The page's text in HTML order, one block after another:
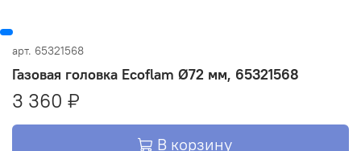
арт. 65321568
Газовая головка Ecoflam Ø72 мм, 65321568
3 360 ₽
В корзину